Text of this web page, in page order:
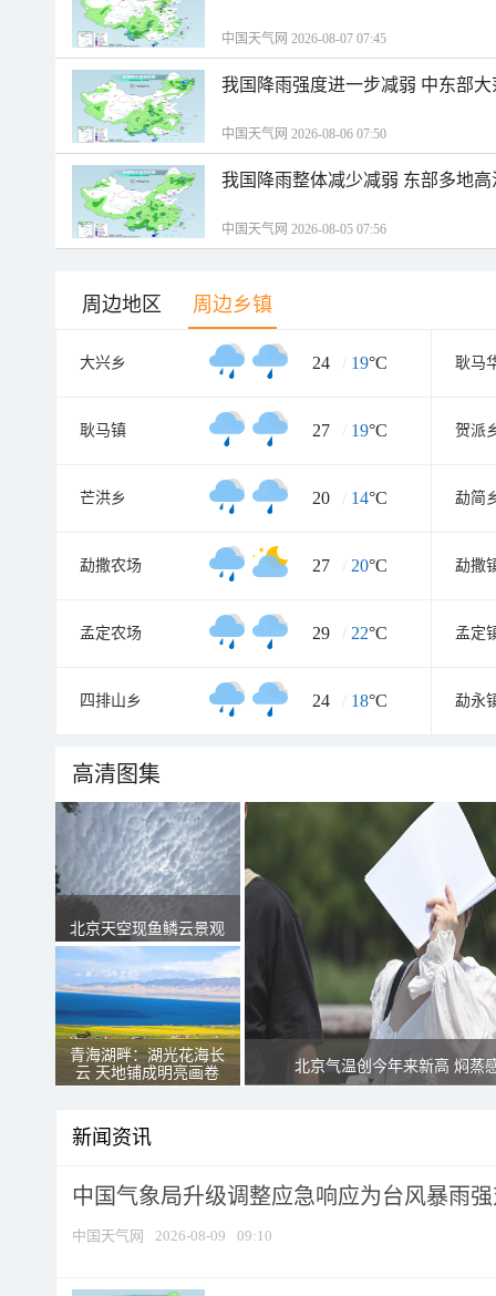
中国天气网 2026-08-07 07:45
我国降雨强度进一步减弱 中东部
中国天气网 2026-08-06 07:50
我国降雨整体减少减弱 东部多地
中国天气网 2026-08-05 07:56
周边地区 周边乡镇
大兴乡 24 / 19°C 耿马
耿马镇 27 / 19°C 贺派
芒洪乡 20 / 14°C 勐简
勐撒农场 27 / 20°C 勐撒
孟定农场 29 / 22°C 孟定
四排山乡 24 / 18°C 勐永
高清图集
北京天空现鱼鳞云景观
青海湖畔：湖光花海长
云 天地铺成明亮画卷
北京气温创今年来新高 焖蒸
新闻资讯
中国气象局升级调整应急响应为台风暴雨
中国天气网 2026-08-09 09:10